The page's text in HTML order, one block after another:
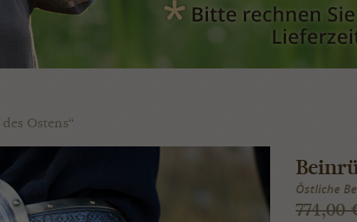
Ostens“
Östliche
774,00